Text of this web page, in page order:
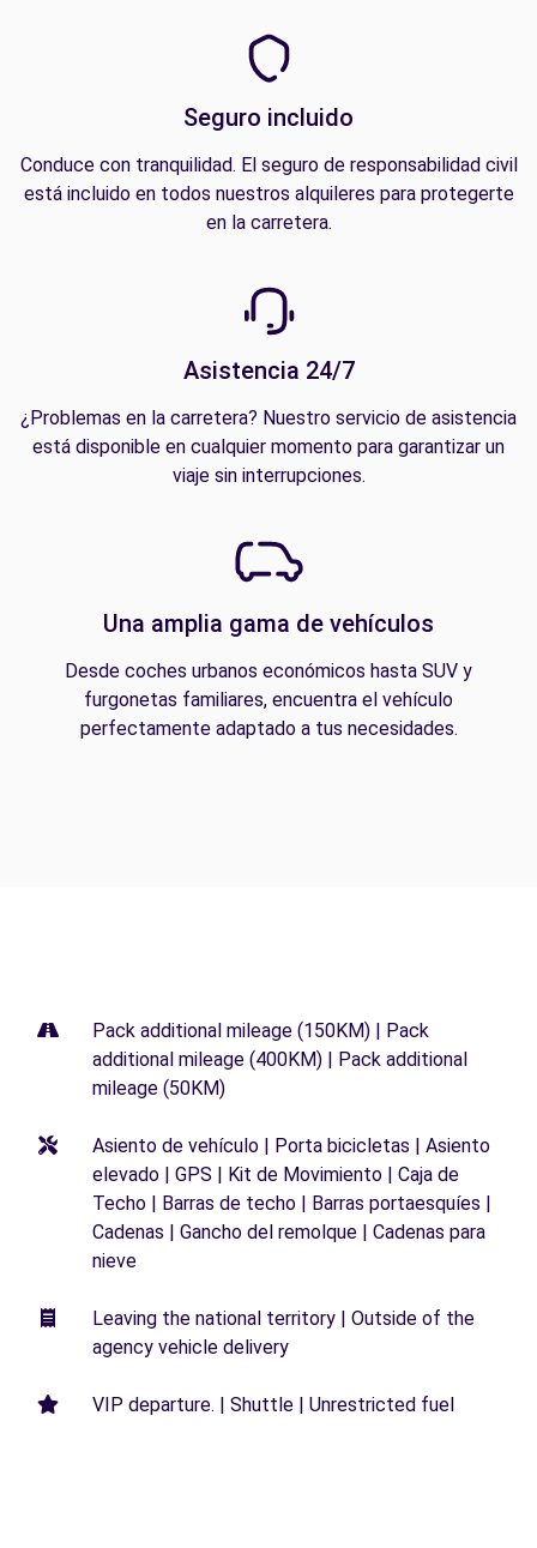
Seguro incluido
Conduce con tranquilidad. El seguro de responsabilidad civil
está incluido en todos nuestros alquileres para protegerte
en la carretera.
Asistencia 24/7
¿Problemas en la carretera? Nuestro servicio de asistencia
está disponible en cualquier momento para garantizar un
viaje sin interrupciones.
Una amplia gama de vehículos
Desde coches urbanos económicos hasta SUV y
furgonetas familiares, encuentra el vehículo
perfectamente adaptado a tus necesidades.
Pack additional mileage (150KM) | Pack
additional mileage (400KM) | Pack additional
mileage (50KM)
Asiento de vehículo | Porta bicicletas | Asiento
elevado | GPS | Kit de Movimiento | Caja de
Techo | Barras de techo | Barras portaesquíes |
Cadenas | Gancho del remolque | Cadenas para
nieve
Leaving the national territory | Outside of the
agency vehicle delivery
VIP departure. | Shuttle | Unrestricted fuel